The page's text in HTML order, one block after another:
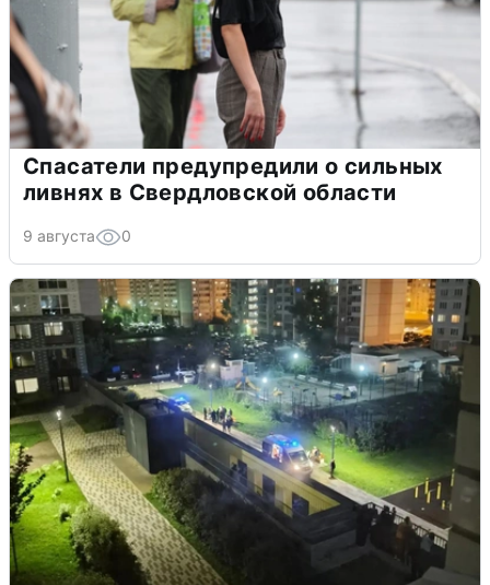
Спасатели предупредили о сильных
ливнях в Свердловской области
9 августа 0